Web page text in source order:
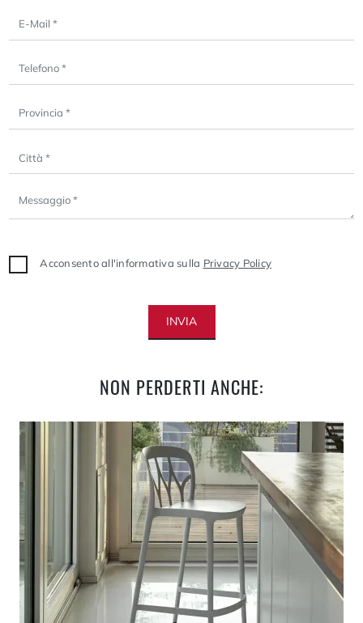
Acconsento all'informativa sulla Privacy Policy
INVIA
NON PERDERTI ANCHE: